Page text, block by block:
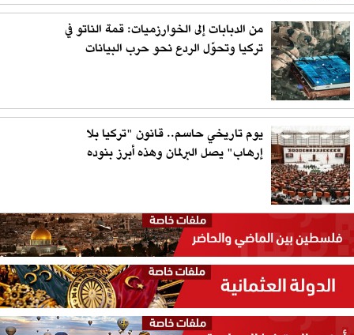
من الدبابات إلى الخوارزميات: قمة الناتو في
تركيا وتحوّل الردع نحو حرب البيانات
يوم تاريخي حاسم.. قانون "تركيا بلا
إرهاب" يصل البرلمان وهذه أبرز بنوده